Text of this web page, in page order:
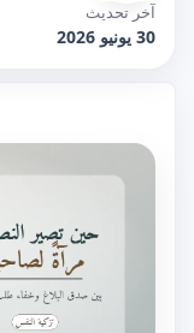
آخر تحديث
30 يونيو 2026